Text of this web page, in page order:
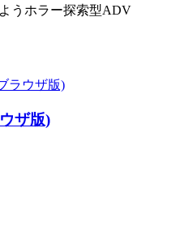
うホラー探索型ADV
ザ版)